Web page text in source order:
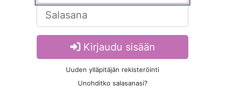
Kirjaudu sisään
Uuden ylläpitäjän rekisteröinti
Unohditko salasanasi?